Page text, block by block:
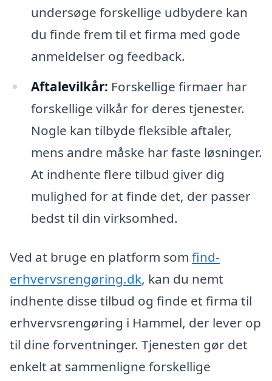
undersøge forskellige udbydere kan
du finde frem til et firma med gode
anmeldelser og feedback.
Aftalevilkår: Forskellige firmaer har
forskellige vilkår for deres tjenester.
Nogle kan tilbyde fleksible aftaler,
mens andre måske har faste løsninger.
At indhente flere tilbud giver dig
mulighed for at finde det, der passer
bedst til din virksomhed.
Ved at bruge en platform som find-
erhvervsrengøring.dk, kan du nemt
indhente disse tilbud og finde et firma til
erhvervsrengøring i Hammel, der lever op
til dine forventninger. Tjenesten gør det
enkelt at sammenligne forskellige